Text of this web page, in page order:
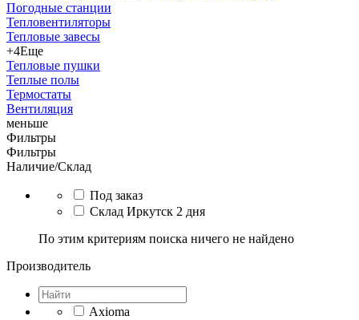
Погодные станции
Тепловентиляторы
Тепловые завесы
+4Еще
Тепловые пушки
Теплые полы
Термостаты
Вентиляция
меньше
Фильтры
Фильтры
Наличие/Склад
Под заказ
Склад Иркутск 2 дня
По этим критериям поиска ничего не найдено
Производитель
Axioma